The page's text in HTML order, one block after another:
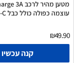
עוצמה כפולה כולל כבל Type-C
₪49.90
קנה עכשיו